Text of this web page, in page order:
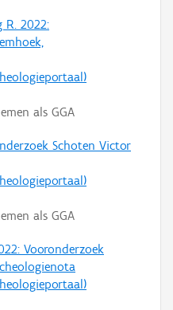
R. 2022:
als GGA
Schoten Victor
als GGA
Vooronderzoek